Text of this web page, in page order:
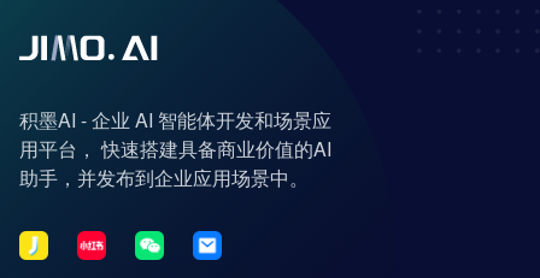
积墨AI - 企业 AI 智能体开发和场景应
用平台， 快速搭建具备商业价值的AI
助手，并发布到企业应用场景中。